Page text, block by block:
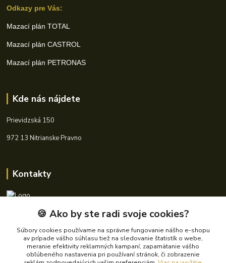
Odkazy pre Vás:
Mazací plán TOTAL
Mazací plán CASTROL
Mazací plán PETRONAS
Kde nás nájdete
Prievidzská 150
972 13 Nitrianske Pravno
Kontakty
+421 940 621 185
info@autoking.sk
🍪 Ako by ste radi svoje cookies?
Súbory cookies používame na správne fungovanie nášho e-shopu
av prípade vášho súhlasu tiež na sledovanie štatistík o webe,
meranie efektivity reklamných kampaní, zapamätanie vášho
obľúbeného nastavenia pri používaní stránok, či zobrazenie